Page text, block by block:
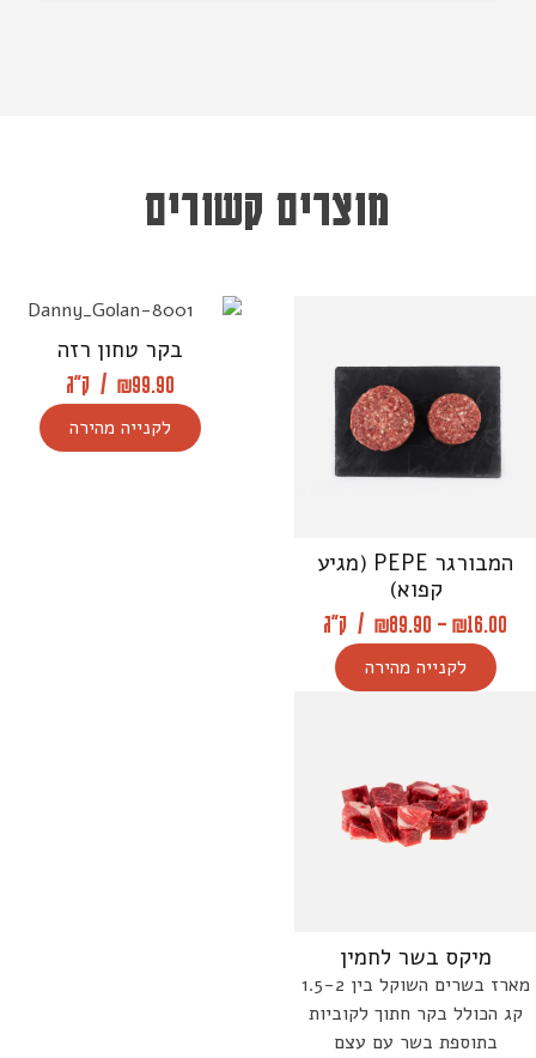
מוצרים קשורים
המבורגר PEPE (מגיע
קפוא)
₪16.00
–
₪89.90
/ ק"ג
לקנייה מהירה
בקר טחון רזה
₪99.90
/ ק"ג
לקנייה מהירה
מיקס בשר לחמין
מארז בשרים השוקל בין 1.5-2
קג הכולל בקר חתוך לקוביות
בתוספת בשר עם עצם